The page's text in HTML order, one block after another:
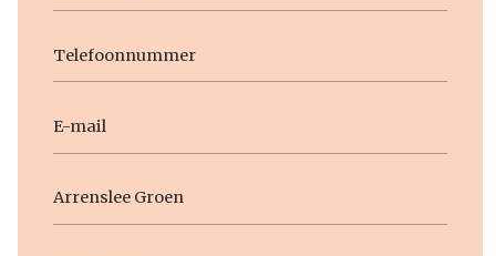
mail
titel